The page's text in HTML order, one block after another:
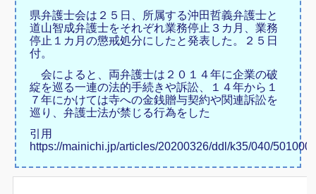
県弁護士会は２５日、所属する沖田哲義弁護士と
道山智成弁護士をそれぞれ業務停止３カ月、業務
停止１カ月の懲戒処分にしたと発表した。２５日
付。
会によると、両弁護士は２０１４年に企業の破
綻を巡る一連の法的手続きや訴訟、１４年から１
７年にかけては寺への金銭贈与契約や関連訴訟を
巡り、弁護士法が禁じる行為をした
引用
https://mainichi.jp/articles/20200326/ddl/k35/040/